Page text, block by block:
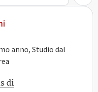
anno, Studio dal
di